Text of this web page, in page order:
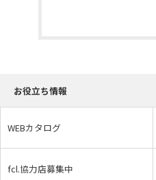
お役立ち情報
WEBカタログ
fcl.協力店募集中